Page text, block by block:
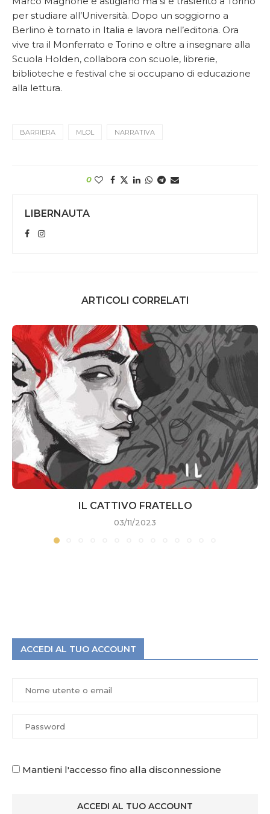
per studiare all’Università. Dopo un soggiorno a
Berlino è tornato in Italia e lavora nell’editoria. Ora
vive tra il Monferrato e Torino e oltre a insegnare alla
Scuola Holden, collabora con scuole, librerie,
biblioteche e festival che si occupano di educazione
alla lettura.
BARRIERA MLOL NARRATIVA
0
LIBERNAUTA
ARTICOLI CORRELATI
IL CATTIVO FRATELLO
03/11/2023
ACCEDI AL TUO ACCOUNT
Mantieni l'accesso fino alla disconnessione